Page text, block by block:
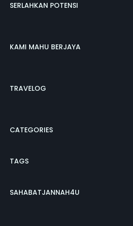
SERLAHKAN POTENSI
KAMI MAHU BERJAYA
TRAVELOG
CATEGORIES
TAGS
SAHABATJANNAH4U